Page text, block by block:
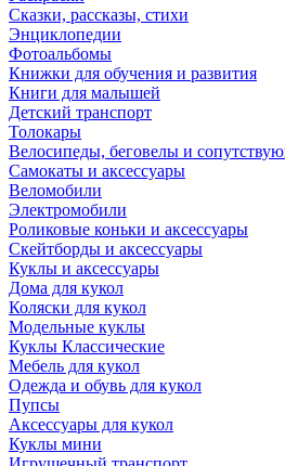
Сказки, рассказы, стихи
Энциклопедии
Фотоальбомы
Книжки для обучения и развития
Книги для малышей
Детский транспорт
Толокары
Велосипеды, беговелы и
Самокаты и аксессуары
Веломобили
Электромобили
Роликовые коньки и аксессуары
Скейтборды и аксессуары
Куклы и аксессуары
Дома для кукол
Коляски для кукол
Модельные куклы
Куклы Классические
Мебель для кукол
Одежда и обувь для кукол
Пупсы
Аксессуары для кукол
Куклы мини